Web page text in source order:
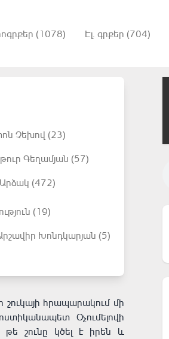
(1078) Էլ. գրքեր (704)
Չեխով (23)
Գեղամյան (57)
Արձակ (472)
(19)
Խոնդկարյան (5)
հրապարակում մի
Օչումելովի
թե շունը կծել է իրեն և